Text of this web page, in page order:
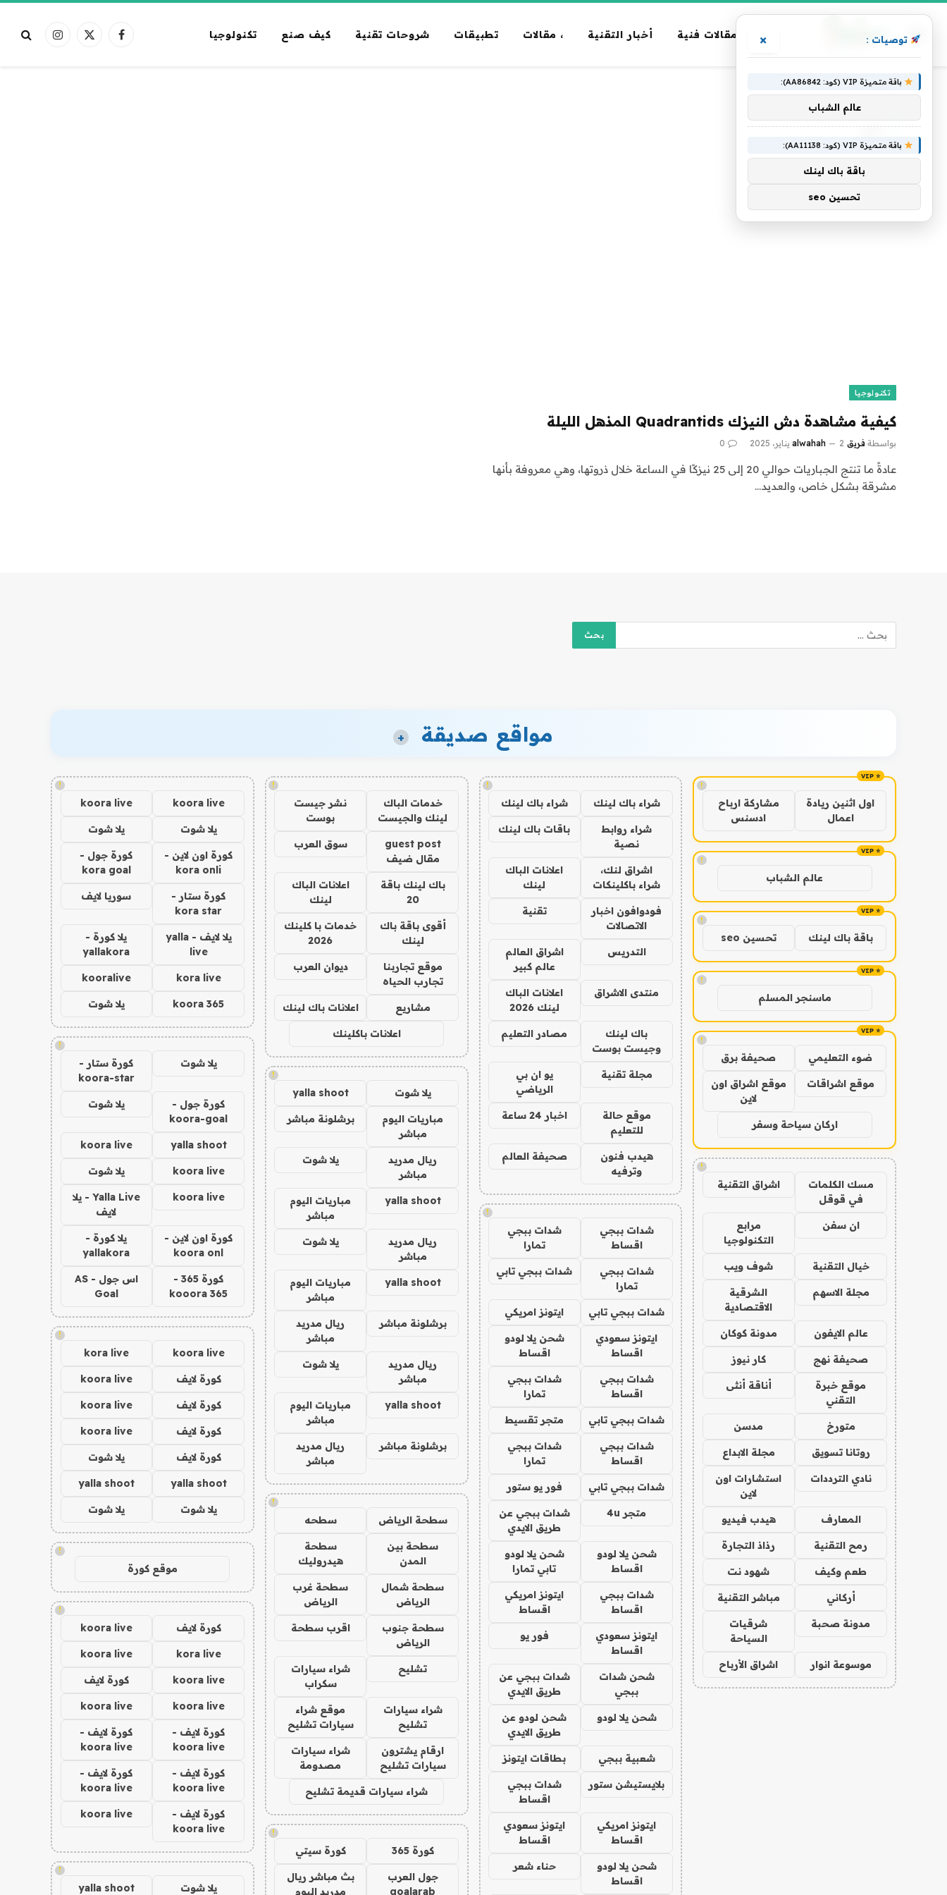
مقالات فنية أخبار التقنية ، مقالات تطبيقات شروحات تقنية كيف صنع تكنولوجيا فيسبوكX
الانستغرام
الرئيسية » دش
دش
تكنولوجيا
كيفية مشاهدة دش النيزك Quadrantids المذهل الليلة
بواسطة فريق alwahah 2 يناير، 2025 0
عادةً ما تنتج الجباريات حوالي 20 إلى 25 نيزكًا في الساعة خلال ذروتها، وهي معروفة بأنها
مشرقة بشكل خاص، والعديد…
مواقع صديقة +
!
اول اثنين ريادة
اعمال
مشاركة ارباح
ادسنس
!
عالم الشباب
!
باقة باك لينك تحسين seo
!
ماسنجر المسلم
!
ضوء التعليمي صحيفة برق
موقع اشراقات
موقع اشراق اون
لاين
اركان سياحة وسفر
!
مسك الكلمات
في قوقل
اشراق التقنية
ان سفن
مرابع
التكنولوجيا
خيال التقنية شوف ويب
مجلة الاسهم
الشرقية
الاقتصادية
عالم الايفون مدونة كوكان
صحيفة نهج كار نيوز
موقع خبرة
التقني
أناقة أنثى
متورخ مدسن
روتانا تسويق مجلة الابداع
نادي الترددات
استشارات اون
لاين
المعارف هيدب فيديو
رمح التقنية رذاذ التجارة
طعم وكيف شهود نت
أركاني مباشر التقنية
مدونة صحبة
شرقيات
السياحة
موسوعة انوار اشراق الأرباح
!
شراء باك لينك شراء باك لينك
شراء روابط
نصية
باقات باك لينك
اشراق لنك،
شراء باكلينكات
اعلانات الباك
لينك
فودوافون اخبار
الاتصالات
تقنية
التدريس
اشراق العالم
عالم كبير
منتدى الاشراق
اعلانات الباك
لينك 2026
باك لينك
وجيست بوست
مصادر التعليم
مجلة تقنية
يو ان بي
الرياضي
موقع حالة
للتعليم
اخبار 24 ساعة
هيدب فنون
وترفيه
صحيفة العالم
!
شدات ببجي
اقساط
شدات ببجي
تمارا
شدات ببجي
تمارا
شدات ببجي تابي
شدات ببجي تابي ايتونز امريكي
ايتونز سعودي
اقساط
شحن يلا لودو
اقساط
شدات ببجي
اقساط
شدات ببجي
تمارا
شدات ببجي تابي متجر تقسيط
شدات ببجي
اقساط
شدات ببجي
تمارا
شدات ببجي تابي فور يو ستور
متجر 4u
شدات ببجي عن
طريق الايدي
شحن يلا لودو
اقساط
شحن يلا لودو
تابي تمارا
شدات ببجي
اقساط
ايتونز امريكي
اقساط
ايتونز سعودي
اقساط
فور يو
شحن شدات
ببجي
شدات ببجي عن
طريق الايدي
شحن يلا لودو
شحن لودو عن
طريق الايدي
شعبية ببجي بطاقات ايتونز
بلايستيشن ستور
شدات ببجي
اقساط
ايتونز امريكي
اقساط
ايتونز سعودي
اقساط
شحن يلا لودو
اقساط
حناء شعر
!
خدمات الباك
لينك والجيست
نشر جيست
بوست
guest post
مقال ضيف
سوق العرب
باك لينك باقة
20
اعلانات الباك
لينك
أقوى باقة باك
لينك
خدمات با كلينك
2026
موقع تجاربنا
تجارب الحياه
ديوان العرب
مشاريع اعلانات باك لينك
اعلانات باكلينك
!
يلا شوت yalla shoot
مباريات اليوم
مباشر
برشلونة مباشر
ريال مدريد
مباشر
يلا شوت
yalla shoot
مباريات اليوم
مباشر
ريال مدريد
مباشر
يلا شوت
yalla shoot
مباريات اليوم
مباشر
برشلونة مباشر
ريال مدريد
مباشر
ريال مدريد
مباشر
يلا شوت
yalla shoot
مباريات اليوم
مباشر
برشلونة مباشر
ريال مدريد
مباشر
!
سطحة الرياض سطحه
سطحة بين
المدن
سطحة
هيدروليك
سطحة شمال
الرياض
سطحة غرب
الرياض
سطحة جنوب
الرياض
اقرب سطحة
تشليح
شراء سيارات
سكراب
شراء سيارات
تشليح
موقع شراء
سيارات تشليح
ارقام يشترون
سيارات تشليح
شراء سيارات
مصدومة
شراء سيارات قديمة تشليح
!
كورة 365 كورة سيتي
جول العرب
goalarab
بث مباشر ريال
مدريد اليوم
!
koora live
koora live
يلا شوت يلا شوت
كورة اون لاين -
kora onli
كورة جول -
kora goal
كورة ستار -
kora star
سوريا لايف
يلا لايف - yalla
live
يلا كورة -
yallakora
kora live
kooralive
koora 365 يلا شوت
!
يلا شوت
كورة ستار -
koora-star
كورة جول -
koora-goal
يلا شوت
yalla shoot
koora live
koora live يلا شوت
koora live
Yalla Live - يلا
لايف
كورة اون لاين -
koora onl
يلا كورة -
yallakora
كورة 365 -
kooora 365
اس جول - AS
Goal
!
koora live
kora live
كورة لايف koora live
كورة لايف koora live
كورة لايف koora live
كورة لايف يلا شوت
yalla shoot
yalla shoot
يلا شوت يلا شوت
!
موقع كورة
!
كورة لايف koora live
kora live
koora live
koora live كورة لايف
koora live
koora live
كورة لايف -
koora live
كورة لايف -
koora live
كورة لايف -
koora live
كورة لايف -
koora live
كورة لايف -
koora live
koora live
!
يلا شوت yalla shoot
توصيات : ×
باقة متميزة VIP (كود: AA86842):
عالم الشباب
باقة متميزة VIP (كود: AA11138):
باقة باك لينك
تحسين seo